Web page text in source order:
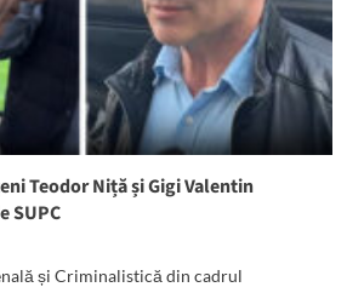
Teodor Niță și Gigi Valentin
SUPC
și Criminalistică din cadrul